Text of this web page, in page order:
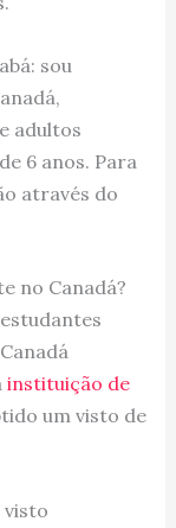
sou
adultos
6 anos. Para
através do
no Canadá?
instituição de
um visto de
visto